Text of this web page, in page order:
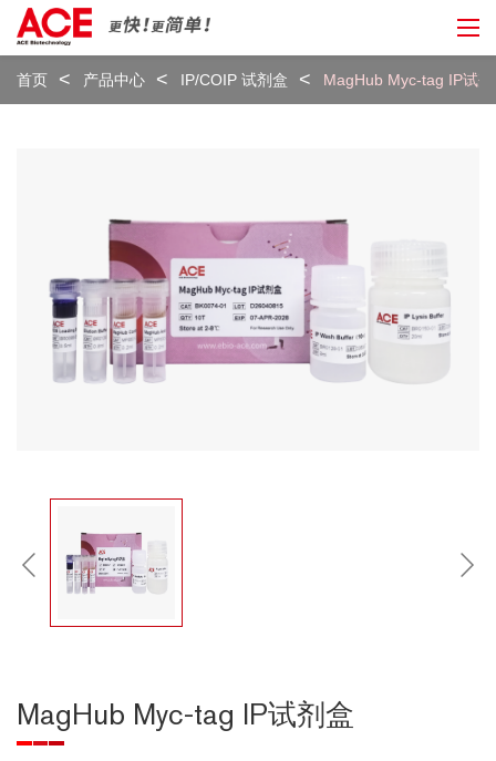
首页 产品中心 IP/COIP 试剂盒 MagHub Myc-tag IP试
MagHub Myc-tag IP试剂盒